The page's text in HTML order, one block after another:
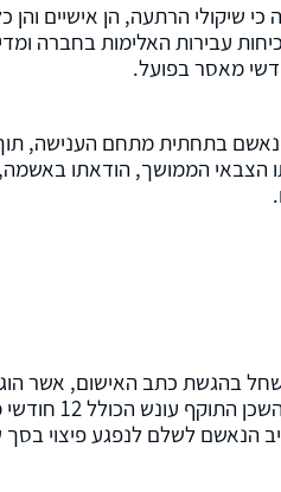
שיקולי הרתעה, הן אישיים
עבירות האלימות בחברה
בתחתית מתחם הענישה,
הצבאי הממושך, הודאתו
שחל בהגשת כתב האישום, אשר
מיוחד.
לשלם לנפגע פיצוי בסך של 5,000